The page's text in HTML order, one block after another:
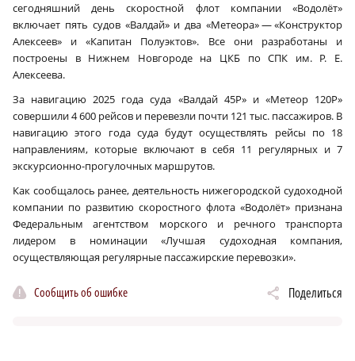
сегодняшний день скоростной флот компании «Водолёт»
включает пять судов «Валдай» и два «Метеора» — «Конструктор
Алексеев» и «Капитан Полуэктов». Все они разработаны и
построены в Нижнем Новгороде на ЦКБ по СПК им. Р. Е.
Алексеева.
За навигацию 2025 года суда «Валдай 45Р» и «Метеор 120Р»
совершили 4 600 рейсов и перевезли почти 121 тыс. пассажиров. В
навигацию этого года суда будут осуществлять рейсы по 18
направлениям, которые включают в себя 11 регулярных и 7
экскурсионно-прогулочных маршрутов.
Как сообщалось ранее, деятельность нижегородской судоходной
компании по развитию скоростного флота «Водолёт» признана
Федеральным агентством морского и речного транспорта
лидером в номинации «Лучшая судоходная компания,
осуществляющая регулярные пассажирские перевозки».
Сообщить об ошибке Поделиться